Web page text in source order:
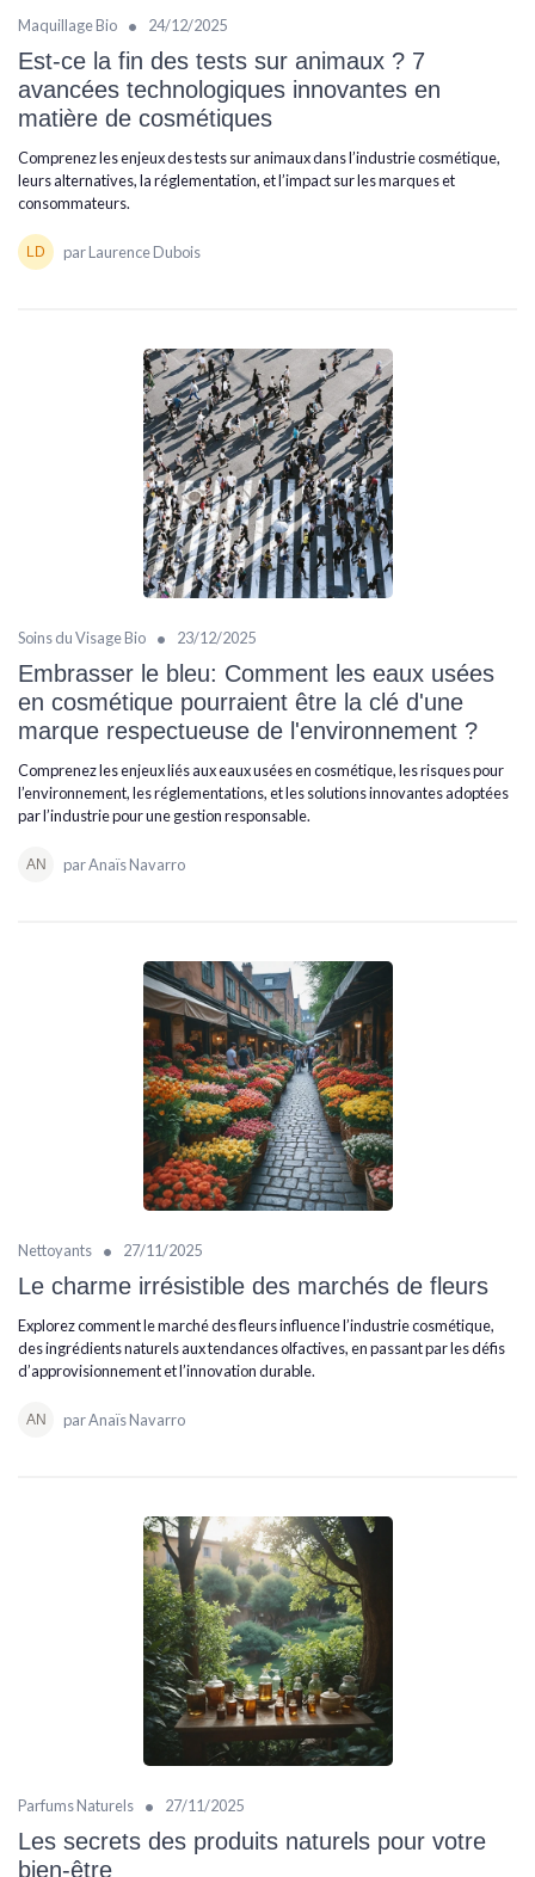
Maquillage Bio • 24/12/2025
Est-ce la fin des tests sur animaux ? 7
avancées technologiques innovantes en
matière de cosmétiques
Comprenez les enjeux des tests sur animaux dans l’industrie cosmétique,
leurs alternatives, la réglementation, et l’impact sur les marques et
consommateurs.
par Laurence Dubois
Soins du Visage Bio • 23/12/2025
Embrasser le bleu: Comment les eaux usées
en cosmétique pourraient être la clé d'une
marque respectueuse de l'environnement ?
Comprenez les enjeux liés aux eaux usées en cosmétique, les risques pour
l’environnement, les réglementations, et les solutions innovantes adoptées
par l’industrie pour une gestion responsable.
par Anaïs Navarro
Nettoyants • 27/11/2025
Le charme irrésistible des marchés de fleurs
Explorez comment le marché des fleurs influence l’industrie cosmétique,
des ingrédients naturels aux tendances olfactives, en passant par les défis
d’approvisionnement et l’innovation durable.
par Anaïs Navarro
Parfums Naturels • 27/11/2025
Les secrets des produits naturels pour votre
bien-être